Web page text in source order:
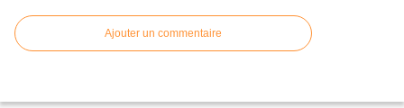
Ajouter un commentaire